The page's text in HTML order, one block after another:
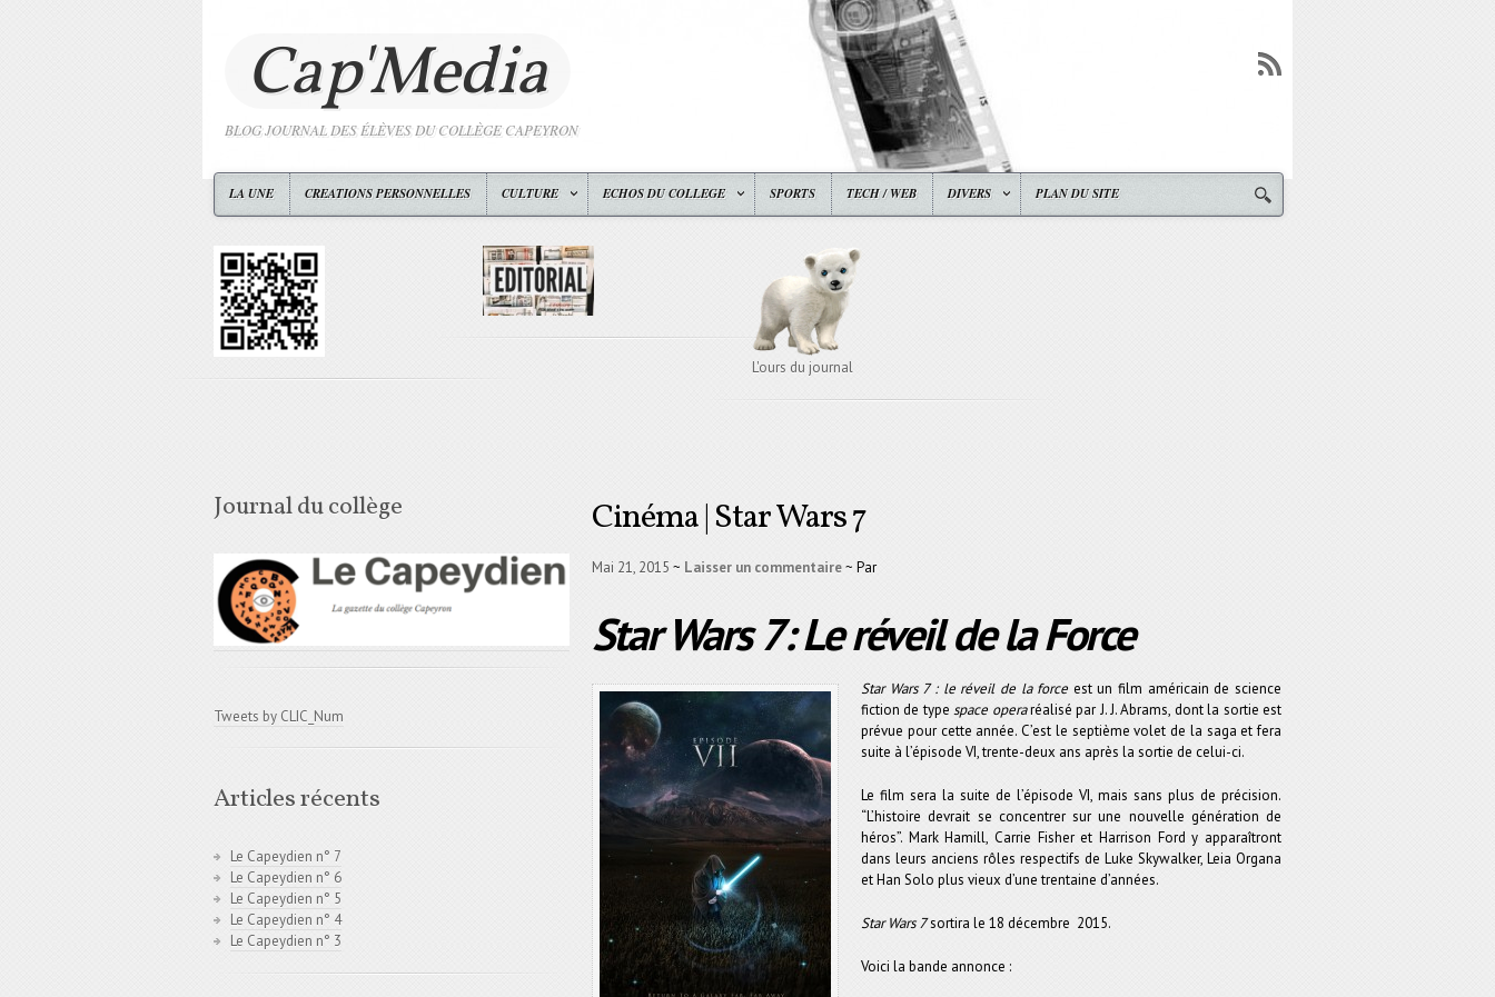
Cap'Media
BLOG JOURNAL DES ÉLÈVES DU COLLÈGE CAPEYRON
LA UNE CREATIONS PERSONNELLES CULTURE ECHOS DU COLLEGE SPORTS TECH / WEB DIVERS PLAN DU SITE
L'ours du journal
Cinéma | Star Wars 7
Mai 21, 2015 ~ Laisser un commentaire~ Par
Star Wars 7: Le réveil de la Force
Star Wars 7 : le réveil de la force est un film américain de science
fiction de typespace operaréalisé par J. J. Abrams, dont la sortie est
prévue pour cette année. C’est le septième volet de la saga et fera
suite à l’épisode VI, trente-deux ans après la sortie de celui-ci.
Le film sera la suite de l’épisode VI, mais sans plus de précision.
“L’histoire devrait se concentrer sur une nouvelle génération de
héros”. Mark Hamill, Carrie Fisher et Harrison Ford y apparaîtront
dans leurs anciens rôles respectifs de Luke Skywalker, Leia Organa
et Han Solo plus vieux d’une trentaine d’années.
Star Wars 7sortira le 18 décembre 2015.
Voici la bande annonce :
Journal du collège
Tweets by CLIC_Num
Articles récents
Le Capeydien n° 7
Le Capeydien n° 6
Le Capeydien n° 5
Le Capeydien n° 4
Le Capeydien n° 3